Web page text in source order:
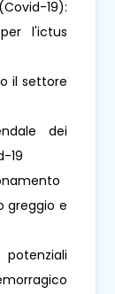
19):
l'ictus
il settore
dei
19
greggio e